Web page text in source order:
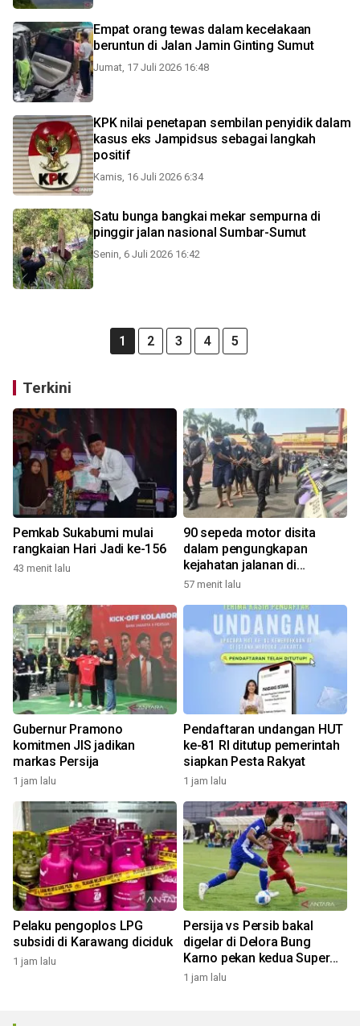
Empat orang tewas dalam kecelakaan
beruntun di Jalan Jamin Ginting Sumut
Jumat, 17 Juli 2026 16:48
KPK nilai penetapan sembilan penyidik dalam
kasus eks Jampidsus sebagai langkah
positif
Kamis, 16 Juli 2026 6:34
Satu bunga bangkai mekar sempurna di
pinggir jalan nasional Sumbar-Sumut
Senin, 6 Juli 2026 16:42
1 2 3 4 5
Terkini
Pemkab Sukabumi mulai
rangkaian Hari Jadi ke-156
43 menit lalu
90 sepeda motor disita
dalam pengungkapan
kejahatan jalanan di
Bandung
57 menit lalu
Gubernur Pramono
komitmen JIS jadikan
markas Persija
1 jam lalu
Pendaftaran undangan HUT
ke-81 RI ditutup pemerintah
siapkan Pesta Rakyat
1 jam lalu
Pelaku pengoplos LPG
subsidi di Karawang diciduk
1 jam lalu
Persija vs Persib bakal
digelar di Delora Bung
Karno pekan kedua Super
League
1 jam lalu